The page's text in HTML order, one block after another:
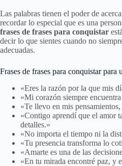
Las palabras tienen el poder de
recordar lo especial que es una
frases de frases para conquistar
decir lo que sientes cuando no
adecuadas.
Frases de frases para conquistar para
«Eres la razón por la que mis
«Mi corazón siempre
«Te llevo en mis
«Contigo aprendí que el amor
detalles.»
«No importa el tiempo ni la
«Tu presencia transforma lo
«Amarte es una de las
«En tu mirada encontré paz, y